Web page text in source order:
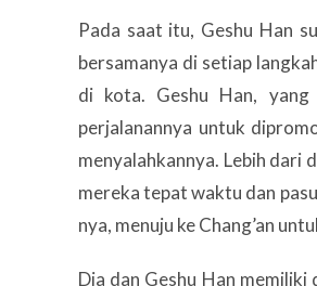
Pada saat itu, Geshu Han
bersamanya di setiap
di kota. Geshu Han, yang
perjalanannya untuk
menyalahkannya. Lebih dari
mereka tepat waktu dan
nya, menuju ke Chang’an
Dia dan Geshu Han